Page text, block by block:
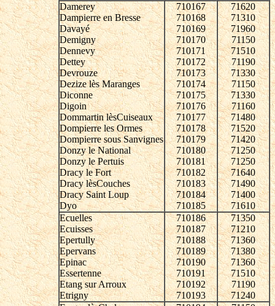
Damerey
Dampierre en Bresse
Davayé
Demigny
Dennevy
Dettey
Devrouze
Dezize lès Maranges
Diconne
Digoin
Dommartin lèsCuiseaux
Dompierre les Ormes
Dompierre sous Sanvignes
Donzy le National
Donzy le Pertuis
Dracy le Fort
Dracy lèsCouches
Dracy Saint Loup
Dyo
710167
710168
710169
710170
710171
710172
710173
710174
710175
710176
710177
710178
710179
710180
710181
710182
710183
710184
710185
71620
71310
71960
71150
71510
71190
71330
71150
71330
71160
71480
71520
71420
71250
71250
71640
71490
71400
71610
Ecuelles
Ecuisses
Epertully
Epervans
Epinac
Essertenne
Etang sur Arroux
Etrigny
710186
710187
710188
710189
710190
710191
710192
710193
71350
71210
71360
71380
71360
71510
71190
71240